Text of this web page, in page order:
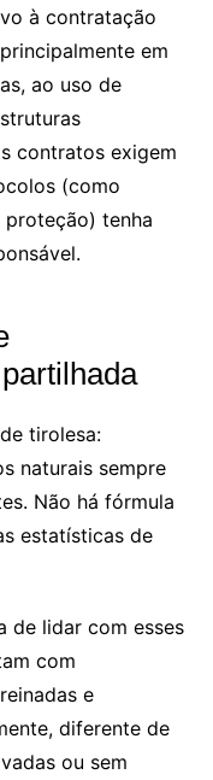
à contratação
em
ao uso de
contratos exigem
(como
proteção) tenha
tirolesa:
naturais sempre
Não há fórmula
estatísticas de
de lidar com esses
com
e
diferente de
ou sem